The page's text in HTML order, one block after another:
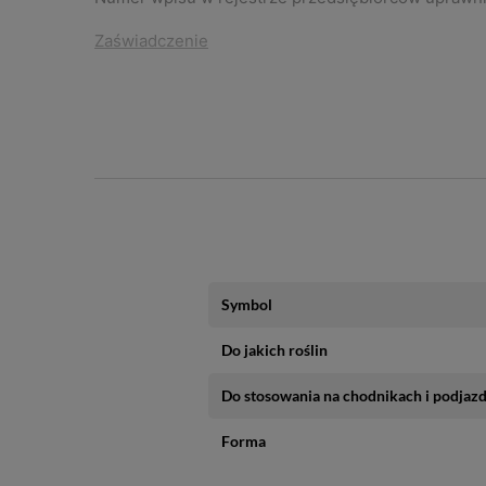
Zaświadczenie
Symbol
Do jakich roślin
Do stosowania na chodnikach i
Forma